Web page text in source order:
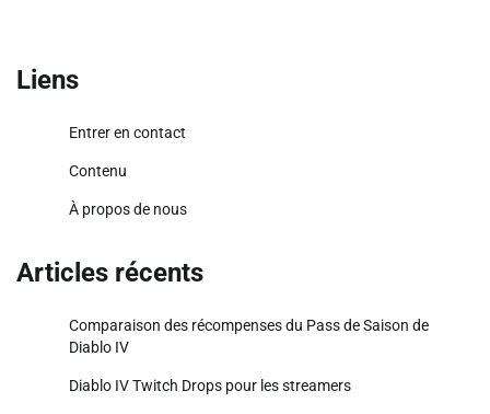
Liens
Entrer en contact
Contenu
À propos de nous
Articles récents
Comparaison des récompenses du Pass de Saison de
Diablo IV
Diablo IV Twitch Drops pour les streamers